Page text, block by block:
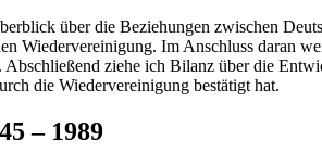
über die Beziehungen zwischen
Wiedervereinigung. Im Anschluss daran
Abschließend ziehe ich Bilanz über die
die Wiedervereinigung bestätigt hat.
– 1989